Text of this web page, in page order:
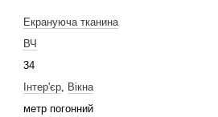
Екрануюча тканина
ВЧ
34
Інтер'єр, Вікна
метр погонний